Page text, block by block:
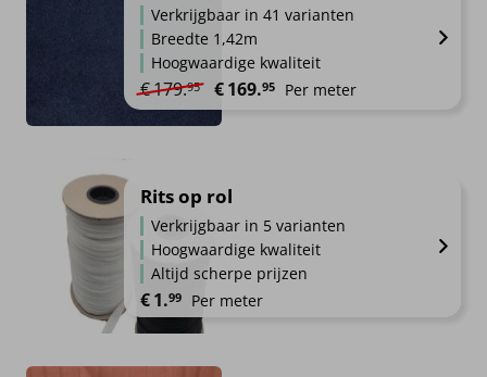
Verkrijgbaar in 41 varianten
Breedte 1,42m
Hoogwaardige kwaliteit
€179.95 Oorspronkelijke prijs was: €179.95.
€169.95 Huidige prijs is: €169.95.
Per meter
Rits op rol
Verkrijgbaar in 5 varianten
Hoogwaardige kwaliteit
Altijd scherpe prijzen
€1.99 Per meter